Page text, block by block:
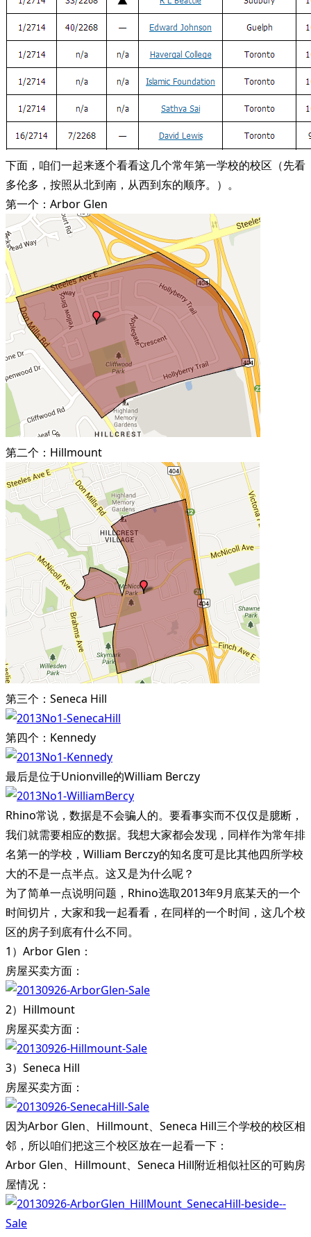
下面，咱们一起来逐个看看这几个常年第一学校的校区（先看
多伦多，按照从北到南，从西到东的顺序。）。
第一个：Arbor Glen
第二个：Hillmount
第三个：Seneca Hill
第四个：Kennedy
最后是位于Unionville的William Berczy
Rhino常说，数据是不会骗人的。要看事实而不仅仅是臆断，
我们就需要相应的数据。我想大家都会发现，同样作为常年排
名第一的学校，William Berczy的知名度可是比其他四所学校
大的不是一点半点。这又是为什么呢？
为了简单一点说明问题，Rhino选取2013年9月底某天的一个
时间切片，大家和我一起看看，在同样的一个时间，这几个校
区的房子到底有什么不同。
1）Arbor Glen：
房屋买卖方面：
2）Hillmount
房屋买卖方面：
3）Seneca Hill
房屋买卖方面：
因为Arbor Glen、Hillmount、Seneca Hill三个学校的校区相
邻，所以咱们把这三个校区放在一起看一下：
Arbor Glen、Hillmount、Seneca Hill附近相似社区的可购房
屋情况：